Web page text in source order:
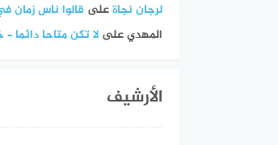
لرجان نجاةعلى قالوا ناس زمان
المهديعلىلا تكن متاحا دائما
الأرشيف